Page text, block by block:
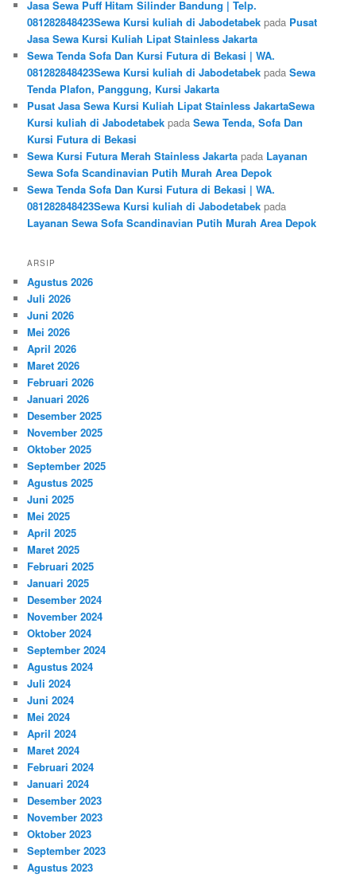
Jasa Sewa Puff Hitam Silinder Bandung | Telp.
081282848423Sewa Kursi kuliah di Jabodetabek pada Pusat
Jasa Sewa Kursi Kuliah Lipat Stainless Jakarta
Sewa Tenda Sofa Dan Kursi Futura di Bekasi | WA.
081282848423Sewa Kursi kuliah di Jabodetabek padaSewa
Tenda Plafon, Panggung, Kursi Jakarta
Pusat Jasa Sewa Kursi Kuliah Lipat Stainless JakartaSewa
Kursi kuliah di Jabodetabek padaSewa Tenda, Sofa Dan
Kursi Futura di Bekasi
Sewa Kursi Futura Merah Stainless Jakarta pada Layanan
Sewa Sofa Scandinavian Putih Murah Area Depok
Sewa Tenda Sofa Dan Kursi Futura di Bekasi | WA.
081282848423Sewa Kursi kuliah di Jabodetabek pada
Layanan Sewa Sofa Scandinavian Putih Murah Area Depok
ARSIP
Agustus 2026
Juli 2026
Juni 2026
Mei 2026
April 2026
Maret 2026
Februari 2026
Januari 2026
Desember 2025
November 2025
Oktober 2025
September 2025
Agustus 2025
Juni 2025
Mei 2025
April 2025
Maret 2025
Februari 2025
Januari 2025
Desember 2024
November 2024
Oktober 2024
September 2024
Agustus 2024
Juli 2024
Juni 2024
Mei 2024
April 2024
Maret 2024
Februari 2024
Januari 2024
Desember 2023
November 2023
Oktober 2023
September 2023
Agustus 2023